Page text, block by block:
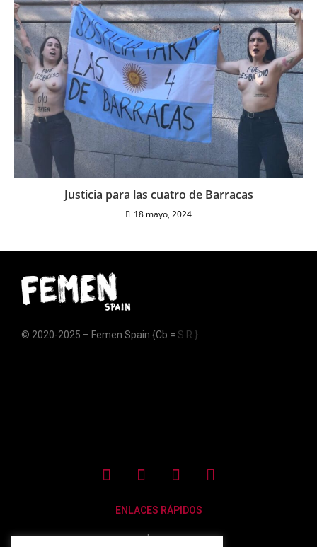
Justicia para las cuatro de Barracas
18 mayo, 2024
© 2020-2025 – Femen Spain {Cb = S.R.}
ENLACES RÁPIDOS
Inicio